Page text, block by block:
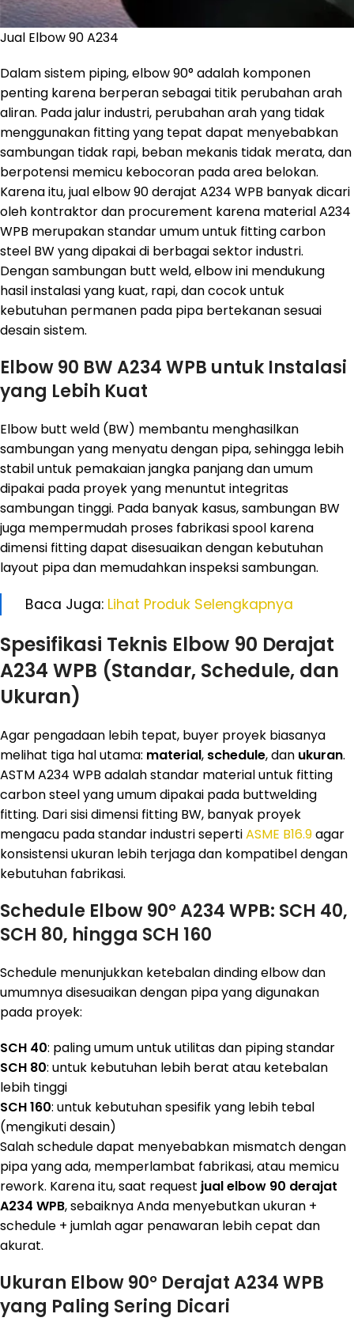
Jual Elbow 90 A234
Dalam sistem piping, elbow 90° adalah komponen
penting karena berperan sebagai titik perubahan arah
aliran. Pada jalur industri, perubahan arah yang tidak
menggunakan fitting yang tepat dapat menyebabkan
sambungan tidak rapi, beban mekanis tidak merata, dan
berpotensi memicu kebocoran pada area belokan.
Karena itu, jual elbow 90 derajat A234 WPB banyak dicari
oleh kontraktor dan procurement karena material A234
WPB merupakan standar umum untuk fitting carbon
steel BW yang dipakai di berbagai sektor industri.
Dengan sambungan butt weld, elbow ini mendukung
hasil instalasi yang kuat, rapi, dan cocok untuk
kebutuhan permanen pada pipa bertekanan sesuai
desain sistem.
Elbow 90 BW A234 WPB untuk Instalasi
yang Lebih Kuat
Elbow butt weld (BW) membantu menghasilkan
sambungan yang menyatu dengan pipa, sehingga lebih
stabil untuk pemakaian jangka panjang dan umum
dipakai pada proyek yang menuntut integritas
sambungan tinggi. Pada banyak kasus, sambungan BW
juga mempermudah proses fabrikasi spool karena
dimensi fitting dapat disesuaikan dengan kebutuhan
layout pipa dan memudahkan inspeksi sambungan.
Baca Juga: Lihat Produk Selengkapnya
Spesifikasi Teknis Elbow 90 Derajat
A234 WPB (Standar, Schedule, dan
Ukuran)
Agar pengadaan lebih tepat, buyer proyek biasanya
melihat tiga hal utama: material, schedule, dan ukuran.
ASTM A234 WPB adalah standar material untuk fitting
carbon steel yang umum dipakai pada buttwelding
fitting. Dari sisi dimensi fitting BW, banyak proyek
mengacu pada standar industri sepertiASME B16.9agar
konsistensi ukuran lebih terjaga dan kompatibel dengan
kebutuhan fabrikasi.
Schedule Elbow 90° A234 WPB: SCH 40,
SCH 80, hingga SCH 160
Schedule menunjukkan ketebalan dinding elbow dan
umumnya disesuaikan dengan pipa yang digunakan
pada proyek:
SCH 40: paling umum untuk utilitas dan piping standar
SCH 80: untuk kebutuhan lebih berat atau ketebalan
lebih tinggi
SCH 160: untuk kebutuhan spesifik yang lebih tebal
(mengikuti desain)
Salah schedule dapat menyebabkan mismatch dengan
pipa yang ada, memperlambat fabrikasi, atau memicu
rework. Karena itu, saat request jual elbow 90 derajat
A234 WPB, sebaiknya Anda menyebutkan ukuran +
schedule + jumlah agar penawaran lebih cepat dan
akurat.
Ukuran Elbow 90° Derajat A234 WPB
yang Paling Sering Dicari